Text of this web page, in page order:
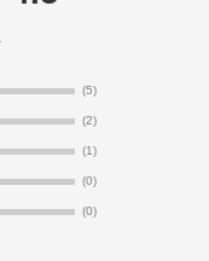
(5)
(2)
(1)
(0)
(0)